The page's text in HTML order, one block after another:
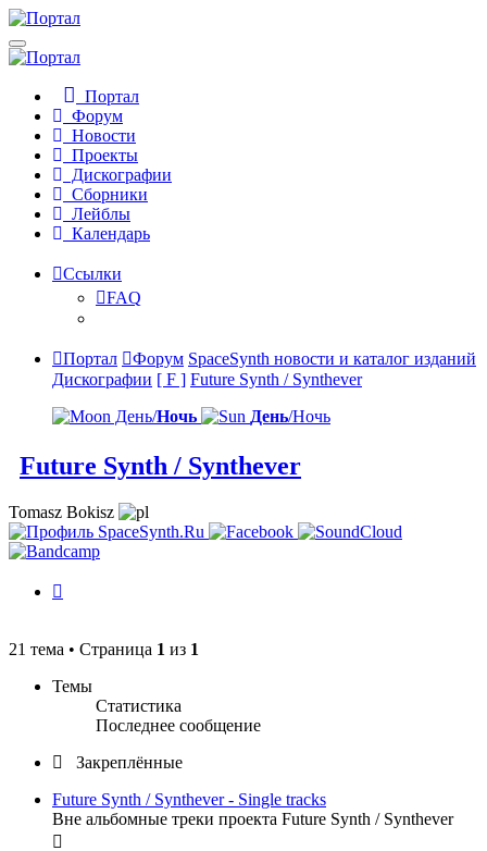
Портал
Форум
Новости
Проекты
Дискографии
Сборники
Лейблы
Календарь
Ссылки
FAQ
Портал Форум SpaceSynth новости и каталог изданий
Дискографии [ F ] Future Synth / Synthever
День/Ночь День/Ночь
Future Synth / Synthever
Tomasz Bokisz
21 тема • Страница 1 из 1
Темы
Статистика
Последнее сообщение
Закреплённые
Future Synth / Synthever - Single tracks
Вне альбомные треки проекта Future Synth / Synthever